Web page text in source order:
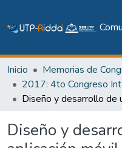
Inicio
Diseño y